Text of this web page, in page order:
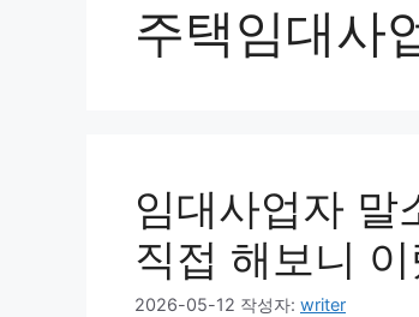
주택임대사
임대사업자 말
직접 해보니
2026-05-12 작성자: writer